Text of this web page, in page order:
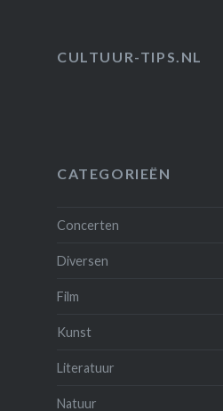
CULTUUR-TIPS.NL
CATEGORIEËN
Concerten
Diversen
Film
Kunst
Literatuur
Natuur